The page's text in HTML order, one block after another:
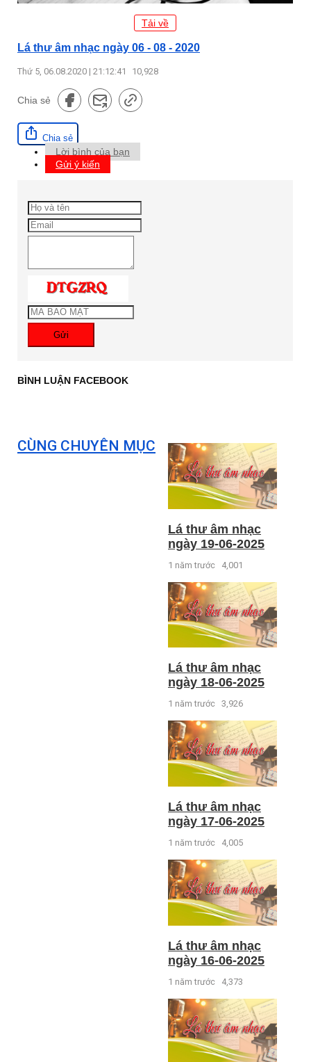
Tải về
Lá thư âm nhạc ngày 06 - 08 - 2020
Thứ 5, 06.08.2020 | 21:12:41 10,928
Chia sẻ
Chia sẻ
Lời bình của bạn
Gửi ý kiến
Gửi
BÌNH LUẬN FACEBOOK
CÙNG CHUYÊN MỤC
Lá thư âm nhạc
ngày 19-06-2025
1 năm trước 4,001
Lá thư âm nhạc
ngày 18-06-2025
1 năm trước 3,926
Lá thư âm nhạc
ngày 17-06-2025
1 năm trước 4,005
Lá thư âm nhạc
ngày 16-06-2025
1 năm trước 4,373